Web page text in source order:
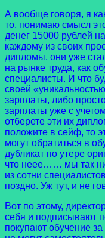
А вообще говоря, я
то, понимаю смысл
денег 15000 рублей
каждому из своих
дипломы, они уже
на рынке труда, как
специалисты. И что
своей
зарплаты, либо
зарплаты уже с
отберете эти их
положите в сейф, то
могут обратиться в
дубликат по утере
что неее…… мы так
из сотни
поздно. Уж тут, и не
Вот по этому,
себя и подписывают
покупают обучение